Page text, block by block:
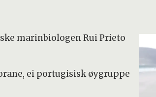
marinbiologen Rui Prieto
ei portugisisk øygruppe